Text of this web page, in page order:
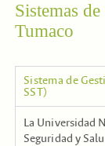
Sistemas
Tumaco
Sistema de
SST)
La Universidad
Seguridad y